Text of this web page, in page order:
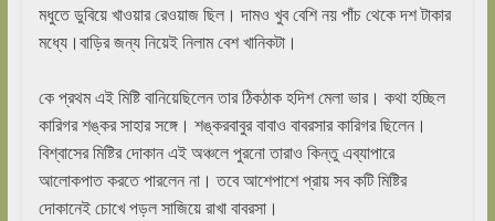
মধুতে ডুবিয়ে খাওয়ার রেওয়াজ ছিল। দামও খুব বেশি নয় পাঁচ থেকে দশ টাকার
মধ্যে।বাড়ির জন্য নিয়েই নিলাম বেশ খানিকটা।
কে প্রথম এই মিষ্টি বানিয়েছিলেন তার ঠিকঠাক হদিশ মেলা ভার। কথা হচ্ছিল
কারিগর শঙ্কর সাহার সঙ্গে। শঙ্করবাবুর বাবাও বাবরসার কারিগর ছিলেন।
বিশ্বাসের মিষ্টির দোকান এই অঞ্চলে পুরনো তারাও কিন্তু এব্যাপারে
আলোকপাত করতে পারলেন না। তবে আশেপাশে প্রায় সব কটি মিষ্টির
দোকানেই চোখে পড়ল সাজিয়ে রাখা বাবরসা।